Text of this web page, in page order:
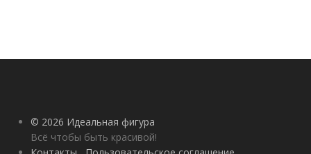
© 2026 Идеальная фигура
Всё чтобы быть красивой!